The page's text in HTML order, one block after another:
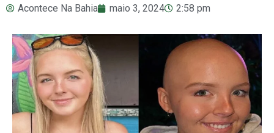
Acontece Na Bahia maio 3, 2024 2:58 pm